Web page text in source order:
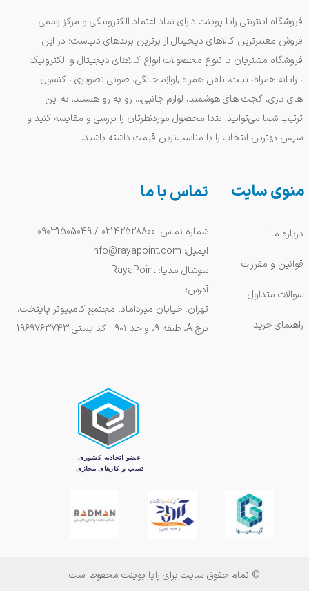
منوی سایت
درباره ما
قوانین و مقررات
سوالات متداول
راهنمای خرید
© تمام حقوق سایت برای رایا پوینت محفوظ است.
فروشگاه اینترنتی رایا پوینت دارای نماد اعتماد الکترونیکی و مرکز رسمی
فروش معتبرترین کالاهای دیجیتال از برترین برندهای دنیاست؛ در این
فروشگاه مشتریان با تنوع محصولات انواع کالاهای دیجیتال و الکترونیک
، رایانه همراه، تبلت، تلفن همراه ,لوازم خانگی، صوتی تصویری ، کنسول
های بازی، گجت های هوشمند، لوازم جانبی... رو به رو هستند. به این
ترتیب شما می‌توانید ابتدا محصول موردنظرتان را بررسی و مقایسه کنید و
سپس بهترین انتخاب را با مناسب‌ترین قیمت داشته باشید.
تماس با ما
شماره تماس: 02142528800 / 09031505049
ایمیل: info@rayapoint.com
سوشال مدیا: RayaPoint
آدرس:
تهران، خیابان میرداماد، مجتمع کامپیوتر پایتخت،
برج A، طبقه ۹، واحد ۹۰۱ - کد پستی 1969763743